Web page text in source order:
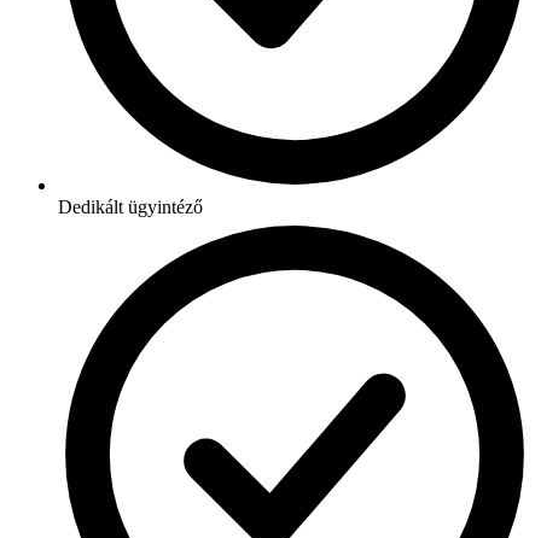
Dedikált ügyintéző